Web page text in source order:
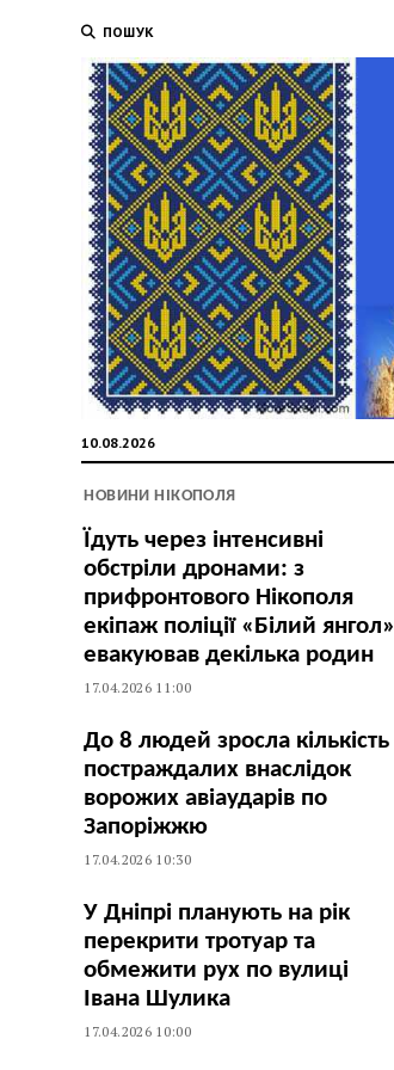
ПОШУК
10.08.2026
НОВИНИ НІКОПОЛЯ
Їдуть через інтенсивні
обстріли дронами: з
прифронтового Нікополя
екіпаж поліції «Білий янгол»
евакуював декілька родин
17.04.2026 11:00
До 8 людей зросла кількість
постраждалих внаслідок
ворожих авіаударів по
Запоріжжю
17.04.2026 10:30
У Дніпрі планують на рік
перекрити тротуар та
обмежити рух по вулиці
Івана Шулика
17.04.2026 10:00